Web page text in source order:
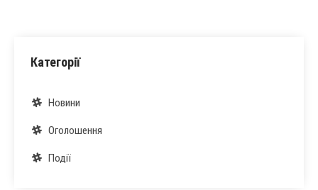
Категорії
Новини
Оголошення
Події